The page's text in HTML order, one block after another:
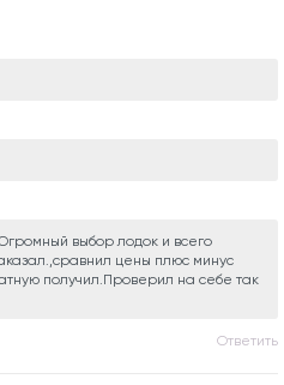
выбор лодок и всего
цены плюс минус
получил.Проверил на себе так
Ответить